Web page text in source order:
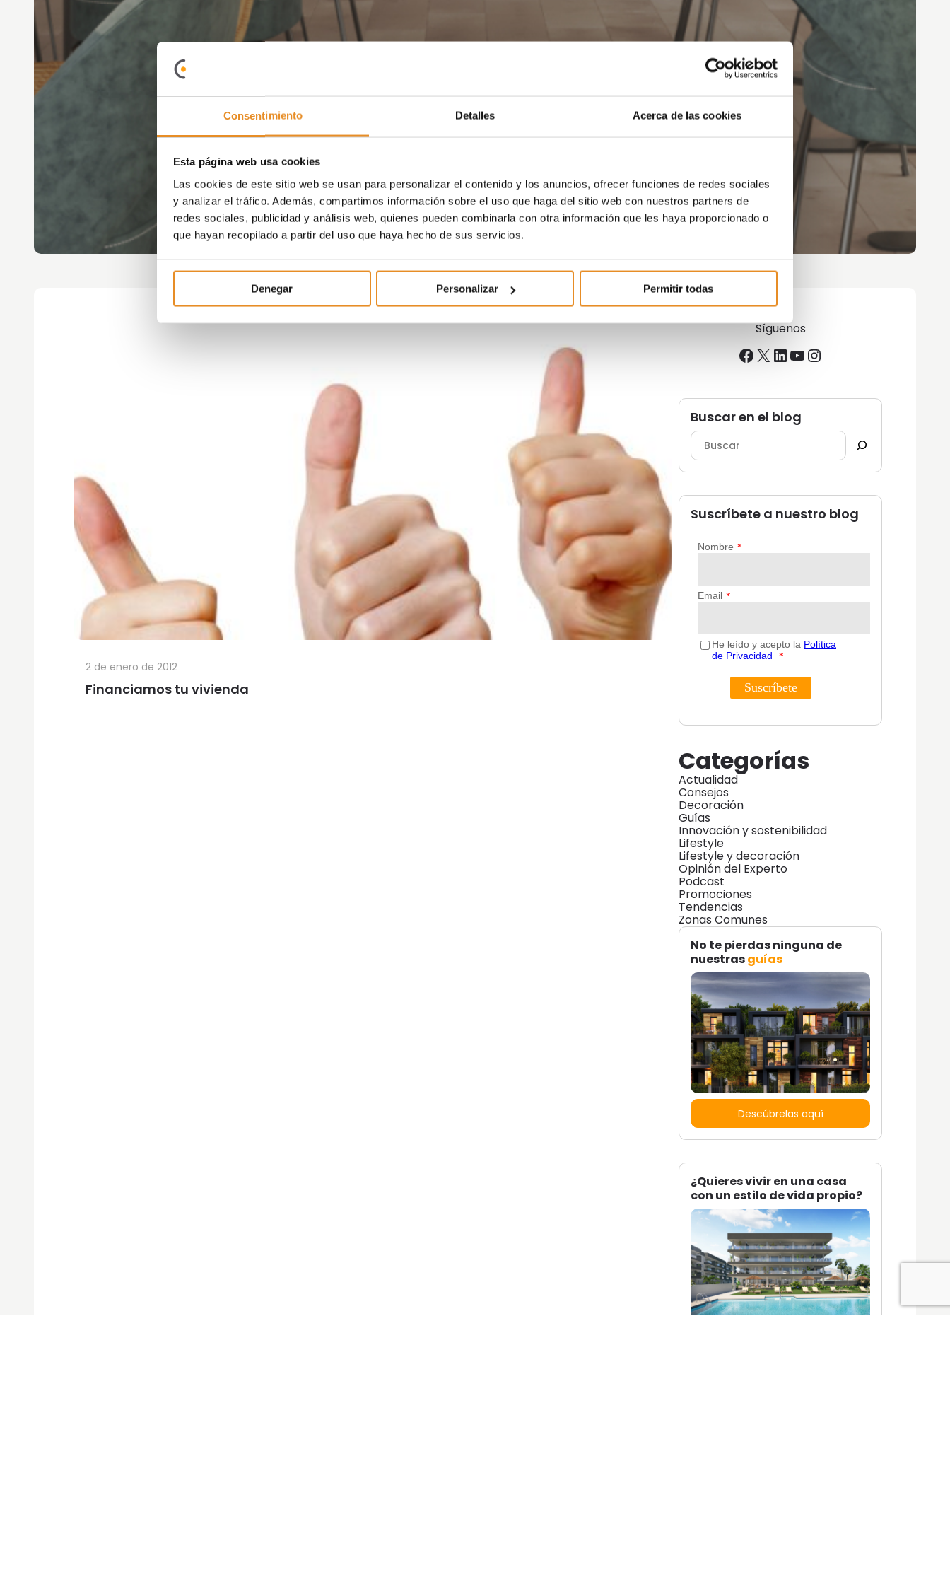
Consentimiento Detalles Acerca de las cookies
Esta página web usa cookies
Las cookies de este sitio web se usan para personalizar el contenido y los anuncios, ofrecer funciones de redes sociales
y analizar el tráfico. Además, compartimos información sobre el uso que haga del sitio web con nuestros partners de
redes sociales, publicidad y análisis web, quienes pueden combinarla con otra información que les haya proporcionado o
que hayan recopilado a partir del uso que haya hecho de sus servicios.
Denegar Personalizar Permitir todas
Financiamos tu vivienda
2 de enero de 2012
Síguenos
Facebook
X LinkedIn
YouTube
Instagram
Buscar en el blog
Suscríbete a nuestro blog
Categorías
Actualidad
Consejos
Decoración
Guías
Innovación y sostenibilidad
Lifestyle
Lifestyle y decoración
Opinión del Experto
Podcast
Promociones
Tendencias
Zonas Comunes
No te pierdas ninguna de
nuestrasguías
Descúbrelas aquí
¿Quieres vivir en una casa
con un estilo de vida propio?